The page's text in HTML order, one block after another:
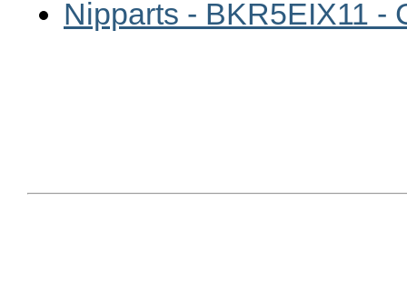
Nipparts - BKR5EIX11 -